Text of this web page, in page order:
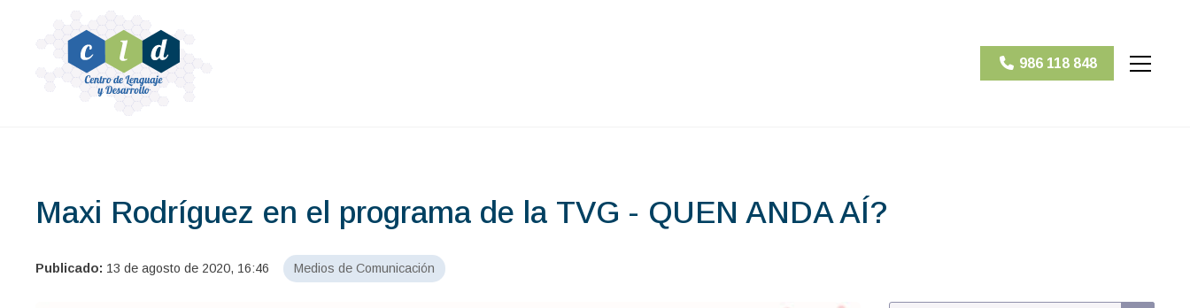
986 118 848
Maxi Rodríguez en el programa de la TVG - QUEN ANDA AÍ?
Publicado: 13 de agosto de 2020, 16:46 Medios de Comunicación